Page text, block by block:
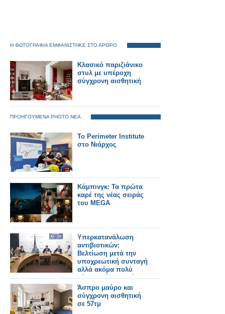
Η ΦΩΤΟΓΡΑΦΙΑ ΕΜΦΑΝΙΣΤΗΚΕ ΣΤΟ ΑΡΘΡΟ
Κλασικό παριζιάνικο
στυλ με υπέροχη
σύγχρονη αισθητική
ΠΡΟΗΓΟΥΜΕΝΑ PHOTO ΝΕΑ
Το Perimeter Institute
στο Νιάρχος
Κάμπινγκ: Τα πρώτα
καρέ της νέας σειράς
του MEGA
Υπερκατανάλωση
αντιβιοτικών:
Βελτίωση μετά την
υποχρεωτική συνταγή
αλλά ακόμα πολύ
κάτω από τον στόχο!
Άσπρο μαύρο και
σύγχρονη αισθητική
σε 57τμ